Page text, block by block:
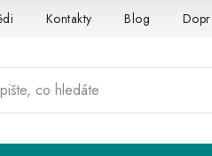
Kontakty Blog